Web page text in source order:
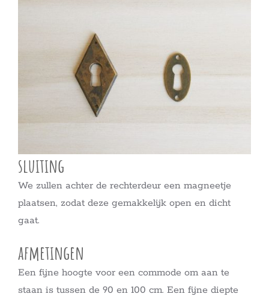
sluiting
We zullen achter de rechterdeur een magneetje
plaatsen, zodat deze gemakkelijk open en dicht
gaat.
afmetingen
Een fijne hoogte voor een commode om aan te
staan is tussen de 90 en 100 cm. Een fijne diepte